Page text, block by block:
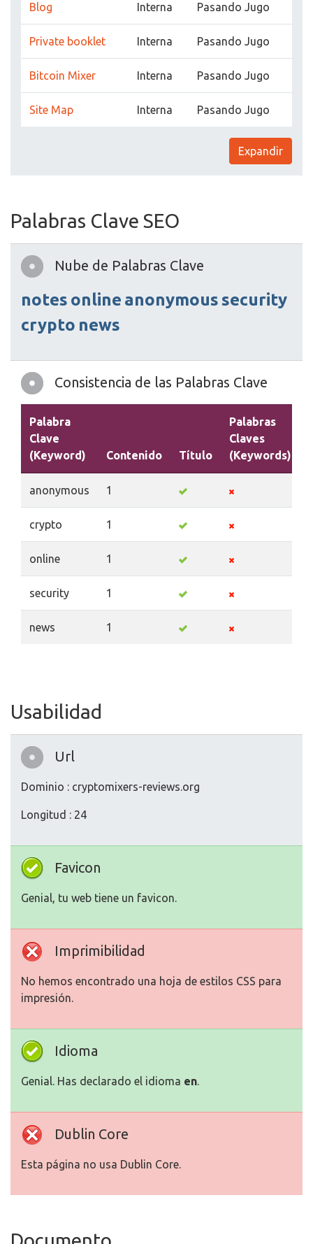
Blog Interna Pasando Jugo
Private booklet Interna Pasando Jugo
Bitcoin Mixer Interna Pasando Jugo
Site Map Interna Pasando Jugo
Expandir
Palabras Clave SEO
Nube de Palabras Clave
notes online anonymoussecurity
crypto news
Consistencia de las Palabras Clave
Palabra
Clave
(Keyword)
Contenido Título
Palabras
Claves
(Keywords)
anonymous 1
crypto 1
online 1
security 1
news 1
Usabilidad
Url
Dominio : cryptomixers-reviews.org
Longitud : 24
Favicon
Genial, tu web tiene un favicon.
Imprimibilidad
No hemos encontrado una hoja de estilos CSS para
impresión.
Idioma
Genial. Has declarado el idioma en.
Dublin Core
Esta página no usa Dublin Core.